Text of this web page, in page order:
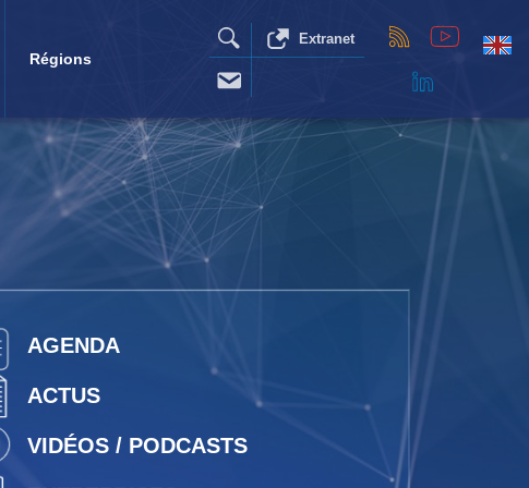
Régions
Extranet
AGENDA
ACTUS
VIDÉOS / PODCASTS